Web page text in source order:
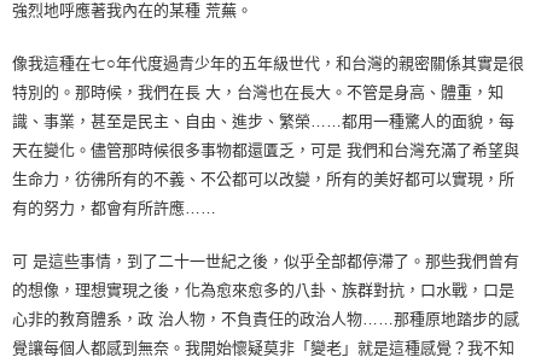
強烈地呼應著我內在的某種 荒蕪。
像我這種在七○年代度過青少年的五年級世代，和台灣的親密關係其實是很
特別的。那時候，我們在長 大，台灣也在長大。不管是身高、體重，知
識、事業，甚至是民主、自由、進步、繁榮……都用一種驚人的面貌，每
天在變化。儘管那時候很多事物都還匱乏，可是 我們和台灣充滿了希望與
生命力，彷彿所有的不義、不公都可以改變，所有的美好都可以實現，所
有的努力，都會有所許應……
可 是這些事情，到了二十一世紀之後，似乎全部都停滯了。那些我們曾有
的想像，理想實現之後，化為愈來愈多的八卦、族群對抗，口水戰，口是
心非的教育體系，政 治人物，不負責任的政治人物……那種原地踏步的感
覺讓每個人都感到無奈。我開始懷疑莫非「變老」就是這種感覺？我不知